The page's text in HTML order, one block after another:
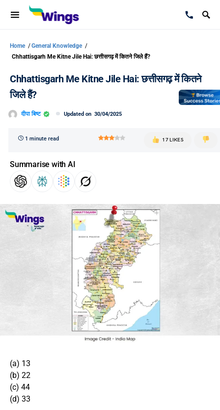
Home /General Knowledge /
Chhattisgarh Me Kitne Jile Hai: छत्तीसगढ़ में कितने जिले हैं?
Chhattisgarh Me Kitne Jile Hai: छत्तीसगढ़ में कितने
जिले हैं?
दीपा बिष्ट Updated on 30/04/2025
1 minute read 17 LIKES
Summarise with AI
(a) 13
(b) 22
(c) 44
(d) 33